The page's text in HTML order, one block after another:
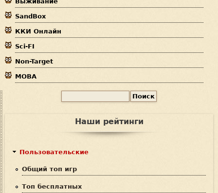
е
с
ь
SandBox
ККИ Онлайн
Sci-FI
Non-Target
MOBA
Наши рейтинги
Пользовательские
Общий топ игр
Топ бесплатных